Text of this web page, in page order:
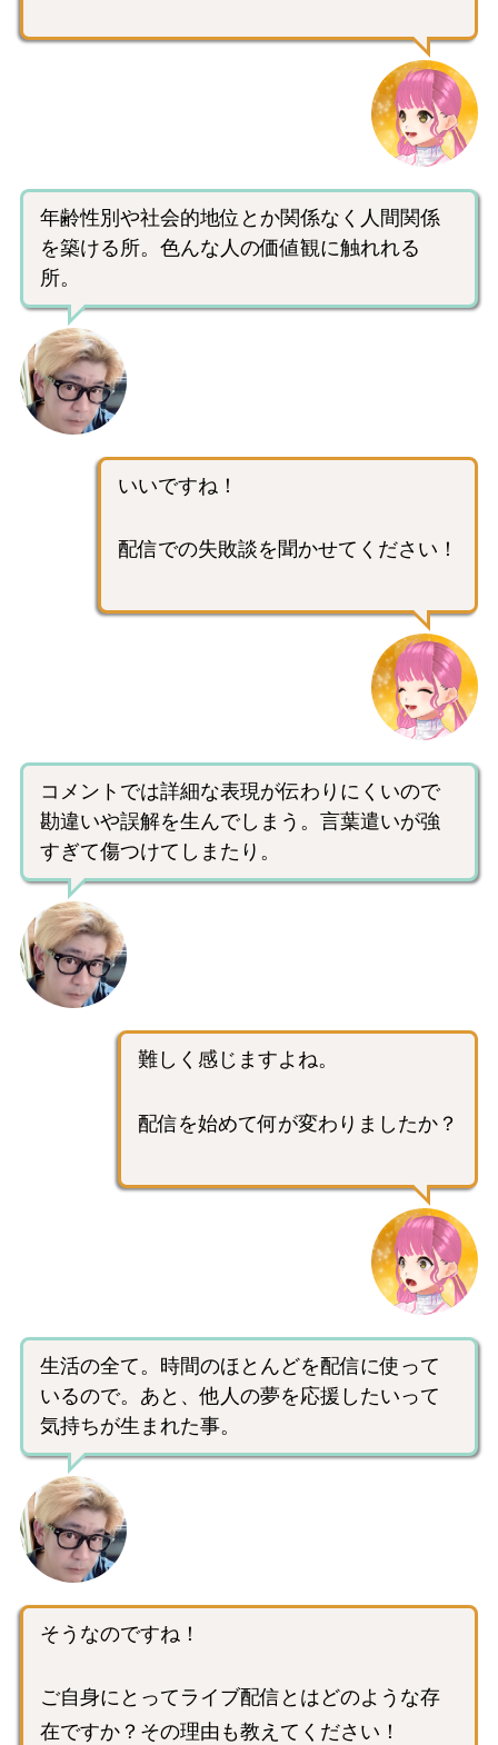
年齢性別や社会的地位とか関係なく人間関係
を築ける所。色んな人の価値観に触れれる
所。
いいですね！
配信での失敗談を聞かせてください！
コメントでは詳細な表現が伝わりにくいので
勘違いや誤解を生んでしまう。言葉遣いが強
すぎて傷つけてしまたり。
難しく感じますよね。
配信を始めて何が変わりましたか？
生活の全て。時間のほとんどを配信に使って
いるので。あと、他人の夢を応援したいって
気持ちが生まれた事。
そうなのですね！
ご自身にとってライブ配信とはどのような存
在ですか？その理由も教えてください！